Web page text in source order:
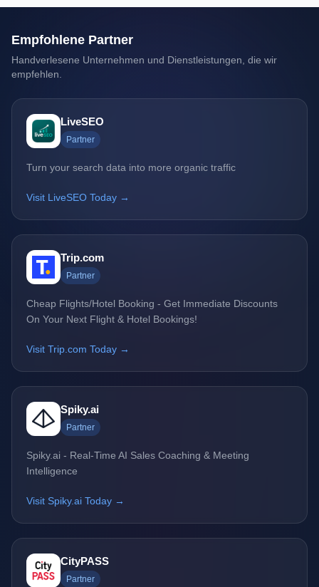
Empfohlene Partner
Handverlesene Unternehmen und Dienstleistungen, die wir
empfehlen.
LiveSEO
Partner
Turn your search data into more organic traffic
Visit LiveSEO Today →
Trip.com
Partner
Cheap Flights/Hotel Booking - Get Immediate Discounts
On Your Next Flight & Hotel Bookings!
Visit Trip.com Today →
Spiky.ai
Partner
Spiky.ai - Real-Time AI Sales Coaching & Meeting
Intelligence
Visit Spiky.ai Today →
CityPASS
Partner